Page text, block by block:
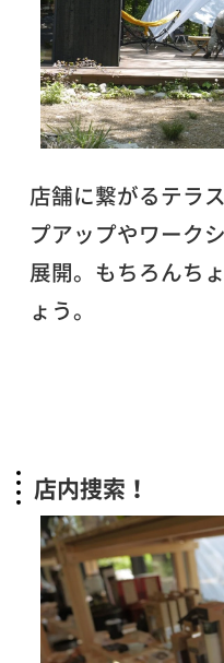
店舗に繋がるテラ
プアップやワーク
展開。もちろんち
ょう。
店内捜索！